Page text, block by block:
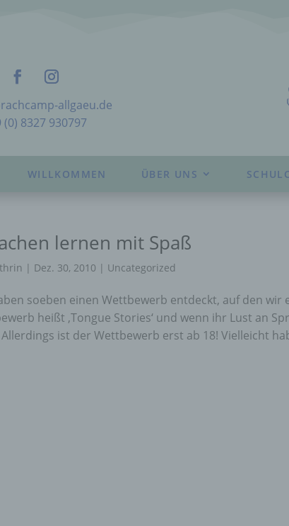
allgaeu.de
(0) 8327 930797
WILLKOMMEN ÜBER UNS
lernen mit Spaß
| Dez. 30, 2010 | Uncategorized
soeben einen Wettbewerb entdeckt, auf den
heißt ‚Tongue Stories‘ und wenn ihr Lust an
Allerdings ist der Wettbewerb erst ab 18! Vielleicht